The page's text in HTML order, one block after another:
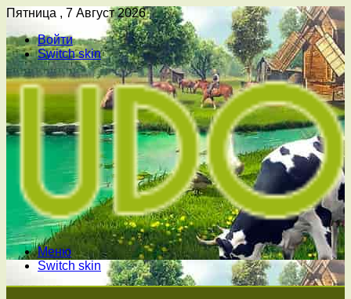
Пятница , 7 Август 2026
Войти
Switch skin
Меню
Switch skin